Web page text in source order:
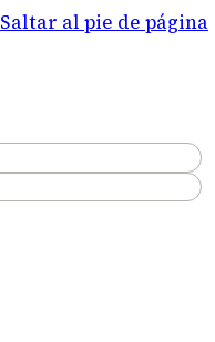
Saltar al pie de página